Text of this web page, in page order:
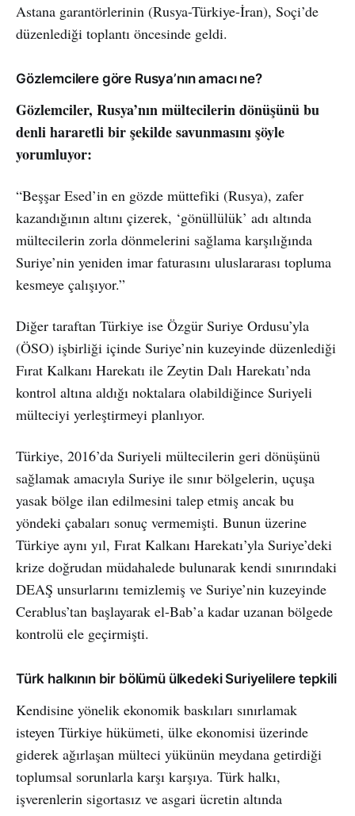
Astana garantörlerinin (Rusya-Türkiye-İran), Soçi’de
düzenlediği toplantı öncesinde geldi.
Gözlemcilere göre Rusya’nın amacı ne?
Gözlemciler, Rusya’nın mültecilerin dönüşünü bu
denli hararetli bir şekilde savunmasını şöyle
yorumluyor:
“Beşşar Esed’in en gözde müttefiki (Rusya), zafer
kazandığının altını çizerek, ‘gönüllülük’ adı altında
mültecilerin zorla dönmelerini sağlama karşılığında
Suriye’nin yeniden imar faturasını uluslararası topluma
kesmeye çalışıyor.”
Diğer taraftan Türkiye ise Özgür Suriye Ordusu’yla
(ÖSO) işbirliği içinde Suriye’nin kuzeyinde düzenlediği
Fırat Kalkanı Harekatı ile Zeytin Dalı Harekatı’nda
kontrol altına aldığı noktalara olabildiğince Suriyeli
mülteciyi yerleştirmeyi planlıyor.
Türkiye, 2016’da Suriyeli mültecilerin geri dönüşünü
sağlamak amacıyla Suriye ile sınır bölgelerin, uçuşa
yasak bölge ilan edilmesini talep etmiş ancak bu
yöndeki çabaları sonuç vermemişti. Bunun üzerine
Türkiye aynı yıl, Fırat Kalkanı Harekatı’yla Suriye’deki
krize doğrudan müdahalede bulunarak kendi sınırındaki
DEAŞ unsurlarını temizlemiş ve Suriye’nin kuzeyinde
Cerablus’tan başlayarak el-Bab’a kadar uzanan bölgede
kontrolü ele geçirmişti.
Türk halkının bir bölümü ülkedeki Suriyelilere tepkili
Kendisine yönelik ekonomik baskıları sınırlamak
isteyen Türkiye hükümeti, ülke ekonomisi üzerinde
giderek ağırlaşan mülteci yükünün meydana getirdiği
toplumsal sorunlarla karşı karşıya. Türk halkı,
işverenlerin sigortasız ve asgari ücretin altında